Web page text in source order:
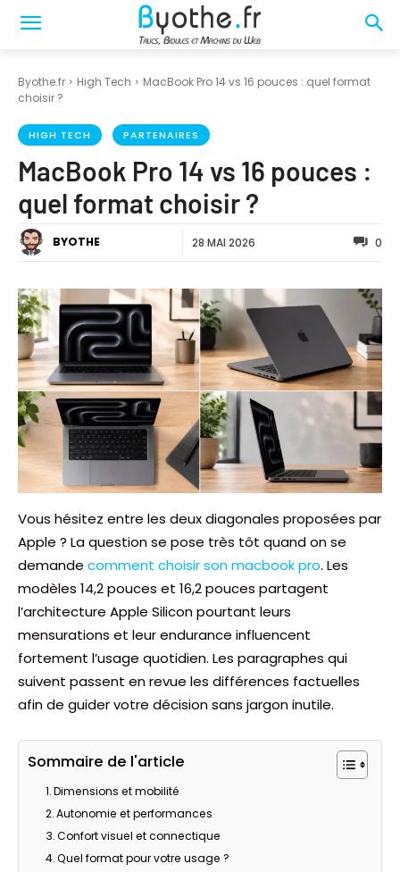
Byothe.fr High Tech
MacBook Pro 14 vs 16 pouces : quel format
choisir ?
HIGH TECH PARTENAIRES
MacBook Pro 14 vs 16 pouces :
quel format choisir ?
BYOTHE 28 MAI 2026 0
Vous hésitez entre les deux diagonales proposées par
Apple ? La question se pose très tôt quand on se
demande comment choisir son macbook pro. Les
modèles 14,2 pouces et 16,2 pouces partagent
l’architecture Apple Silicon pourtant leurs
mensurations et leur endurance influencent
fortement l’usage quotidien. Les paragraphes qui
suivent passent en revue les différences factuelles
afin de guider votre décision sans jargon inutile.
Sommaire de l'article
Dimensions et mobilité
Autonomie et performances
Confort visuel et connectique
Quel format pour votre usage ?